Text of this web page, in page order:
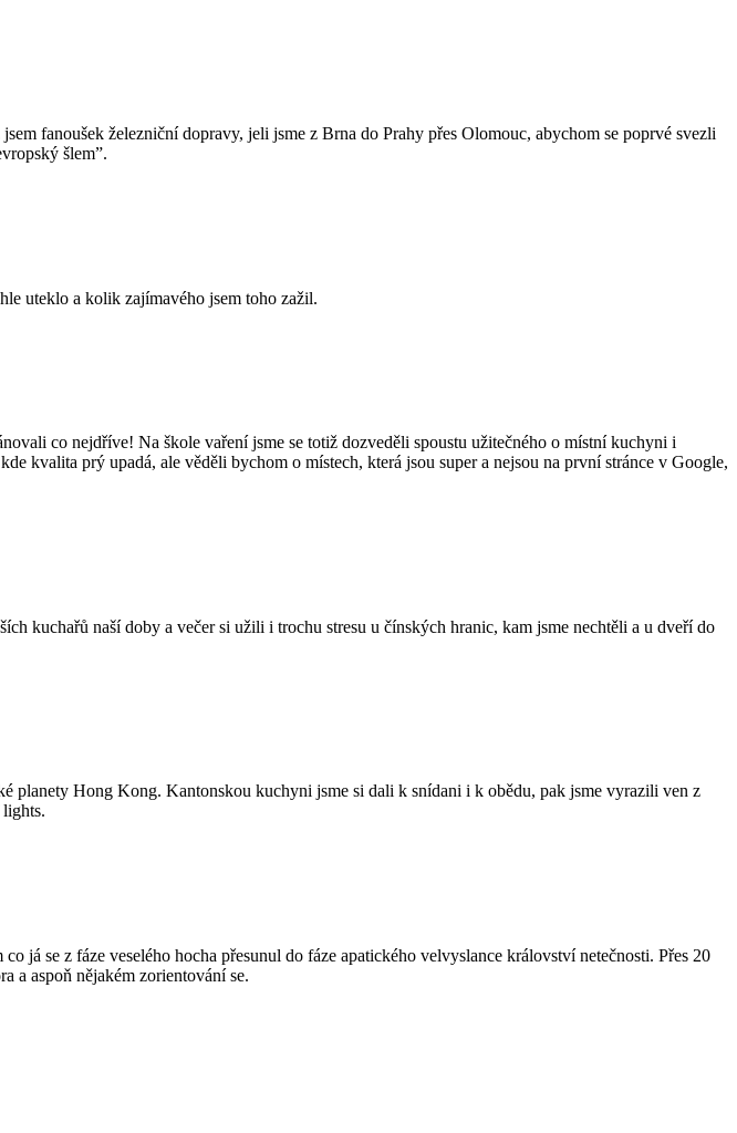
fanoušek železniční dopravy, jeli jsme z Brna do Prahy přes Olomouc, abychom se poprvé svezli
šlem”.
uteklo a kolik zajímavého jsem toho zažil.
co nejdříve! Na škole vaření jsme se totiž dozveděli spoustu užitečného o místní kuchyni i
kvalita prý upadá, ale věděli bychom o místech, která jsou super a nejsou na první stránce v Google,
kuchařů naší doby a večer si užili i trochu stresu u čínských hranic, kam jsme nechtěli a u dveří do
planety Hong Kong. Kantonskou kuchyni jsme si dali k snídani i k obědu, pak jsme vyrazili ven z
já se z fáze veselého hocha přesunul do fáze apatického velvyslance království netečnosti. Přes 20
a aspoň nějakém zorientování se.